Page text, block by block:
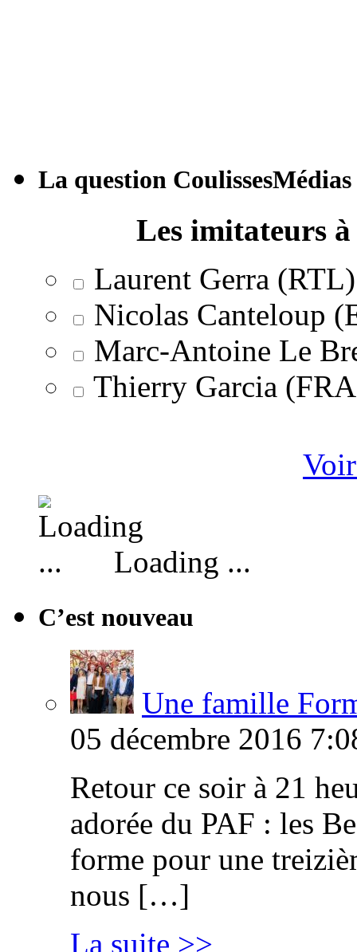
La question CoulissesMédias
Les imitateurs
Laurent Gerra (RTL)
Nicolas Canteloup
Marc-Antoine Le
Thierry Garcia
Loading ...
C’est nouveau
Une famille
05 décembre 2016
Retour ce soir à 21
adorée du PAF : les
forme pour une
nous […]
La suite >>